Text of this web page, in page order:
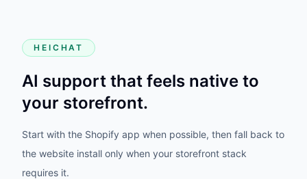
HEICHAT
AI support that feels native to
your storefront.
Start with the Shopify app when possible, then fall back to
the website install only when your storefront stack
requires it.